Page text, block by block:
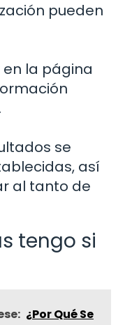
pueden
la página
se
así
al tanto de
tengo si
¿Por Qué Se